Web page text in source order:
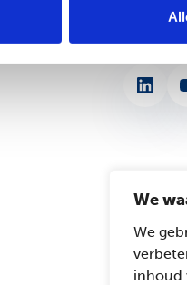
We
We
inhoud
Volg
LinkedIn